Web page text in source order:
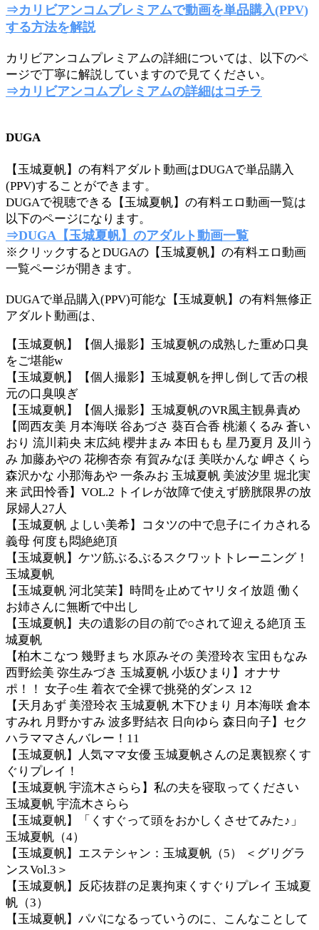
⇒カリビアンコムプレミアムで動画を単品購入(PPV)
する方法を解説
カリビアンコムプレミアムの詳細については、以下のペ
ージで丁寧に解説していますので見てください。
⇒カリビアンコムプレミアムの詳細はコチラ
DUGA
【玉城夏帆】の有料アダルト動画はDUGAで単品購入
(PPV)することができます。
DUGAで視聴できる【玉城夏帆】の有料エロ動画一覧は
以下のページになります。
⇒DUGA【玉城夏帆】のアダルト動画一覧
※クリックするとDUGAの【玉城夏帆】の有料エロ動画
一覧ページが開きます。
DUGAで単品購入(PPV)可能な【玉城夏帆】の有料無修正
アダルト動画は、
【玉城夏帆】【個人撮影】玉城夏帆の成熟した重め口臭
をご堪能w
【玉城夏帆】【個人撮影】玉城夏帆を押し倒して舌の根
元の口臭嗅ぎ
【玉城夏帆】【個人撮影】玉城夏帆のVR風主観鼻責め
【岡西友美 月本海咲 谷あづさ 葵百合香 桃瀬くるみ 蒼い
おり 流川莉央 末広純 櫻井まみ 本田もも 星乃夏月 及川う
み 加藤あやの 花柳杏奈 有賀みなほ 美咲かんな 岬さくら
森沢かな 小那海あや 一条みお 玉城夏帆 美波汐里 堀北実
来 武田怜香】VOL.2 トイレが故障で使えず膀胱限界の放
尿婦人27人
【玉城夏帆 よしい美希】コタツの中で息子にイカされる
義母 何度も悶絶絶頂
【玉城夏帆】ケツ筋ぶるぶるスクワットトレーニング！
玉城夏帆
【玉城夏帆 河北笑茉】時間を止めてヤリタイ放題 働く
お姉さんに無断で中出し
【玉城夏帆】夫の遺影の目の前で○されて迎える絶頂 玉
城夏帆
【柏木こなつ 幾野まち 水原みその 美澄玲衣 宝田もなみ
西野絵美 弥生みづき 玉城夏帆 小坂ひまり】オナサ
ポ！！ 女子○生 着衣で全裸で挑発的ダンス 12
【天月あず 美澄玲衣 玉城夏帆 木下ひまり 月本海咲 倉本
すみれ 月野かすみ 波多野結衣 日向ゆら 森日向子】セク
ハラママさんバレー！11
【玉城夏帆】人気ママ女優 玉城夏帆さんの足裏観察くす
ぐりプレイ！
【玉城夏帆 宇流木さらら】私の夫を寝取ってください
玉城夏帆 宇流木さらら
【玉城夏帆】「くすぐって頭をおかしくさせてみた♪」
玉城夏帆（4）
【玉城夏帆】エステシャン：玉城夏帆（5） ＜グリグラ
ンスVol.3＞
【玉城夏帆】反応抜群の足裏拘束くすぐりプレイ 玉城夏
帆（3）
【玉城夏帆】パパになるっていうのに、こんなことして